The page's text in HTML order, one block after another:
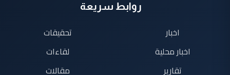
روابط سريعة
اخبار
اخبار محلية
تقارير
تحقيقات
لقاءات
مقالات